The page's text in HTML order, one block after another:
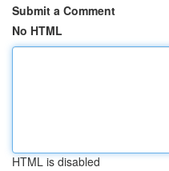
Submit a Comment
No HTML
HTML is disabled